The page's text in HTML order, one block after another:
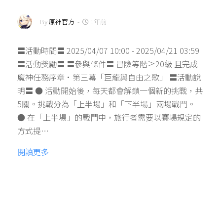
By原神官方 - 1年前
〓活動時間〓 2025/04/07 10:00 - 2025/04/21 03:59
〓活動獎勵〓 〓參與條件〓 冒險等階≥20級 且完成
魔神任務序章·第三幕「巨龍與自由之歌」 〓活動說
明〓 ● 活動開始後，每天都會解鎖一個新的挑戰，共
5關。挑戰分為「上半場」和「下半場」兩場戰鬥。
● 在「上半場」的戰鬥中，旅行者需要以賽場規定的
方式提…
閱讀更多